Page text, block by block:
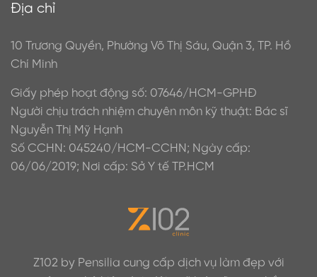
Địa chỉ
10 Trương Quyền, Phường Võ Thị Sáu, Quận 3, TP. Hồ
Chí Minh
Giấy phép hoạt động số: 07646/HCM-GPHĐ
Người chịu trách nhiệm chuyên môn kỹ thuật: Bác sĩ
Nguyễn Thị Mỹ Hạnh
Số CCHN: 045240/HCM-CCHN; Ngày cấp:
06/06/2019; Nơi cấp: Sở Y tế TP.HCM
Z102 by Pensilia cung cấp dịch vụ làm đẹp với